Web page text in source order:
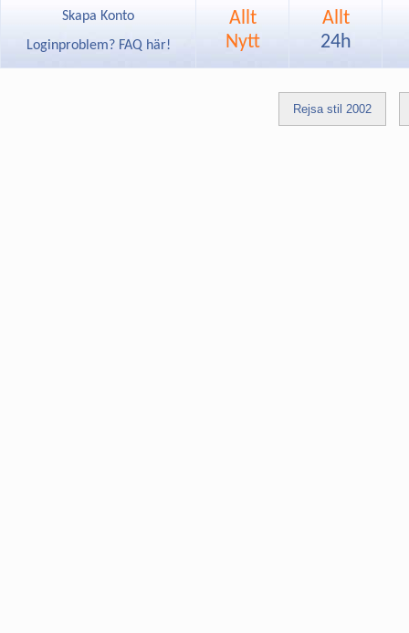
Skapa Konto
Loginproblem? FAQ här!
Allt
Nytt
Allt
24h
Rejsa stil 2002